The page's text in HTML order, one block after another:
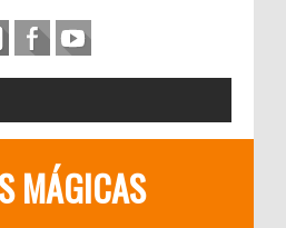
MÁGICAS